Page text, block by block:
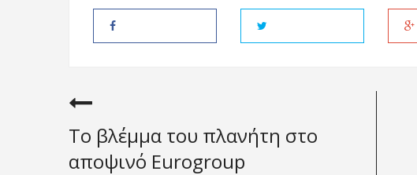
Το βλέμμα του πλανήτη στο
αποψινό Eurogroup